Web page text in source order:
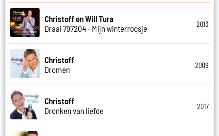
Christoff en Will Tura
Draai 797204 - Mijn winterroosje
2013
Christoff
Dromen
2009
Christoff
Dronken van liefde
2017